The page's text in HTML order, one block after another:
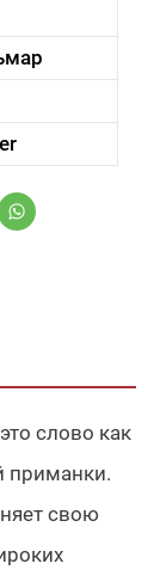
слово как
приманки.
свою